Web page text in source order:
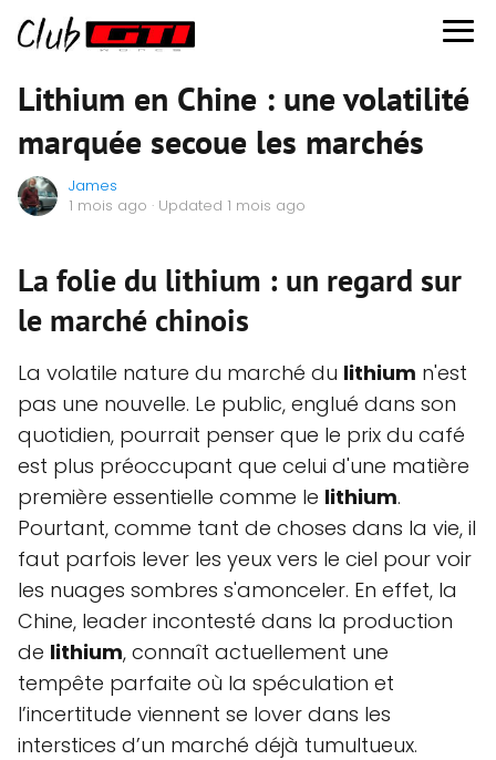
Lithium en Chine : une volatilité
marquée secoue les marchés
James
1 mois ago · Updated 1 mois ago
La folie du lithium : un regard sur
le marché chinois
La volatile nature du marché du lithium n'est
pas une nouvelle. Le public, englué dans son
quotidien, pourrait penser que le prix du café
est plus préoccupant que celui d'une matière
première essentielle comme le lithium.
Pourtant, comme tant de choses dans la vie, il
faut parfois lever les yeux vers le ciel pour voir
les nuages sombres s'amonceler. En effet, la
Chine, leader incontesté dans la production
de lithium, connaît actuellement une
tempête parfaite où la spéculation et
l’incertitude viennent se lover dans les
interstices d’un marché déjà tumultueux.